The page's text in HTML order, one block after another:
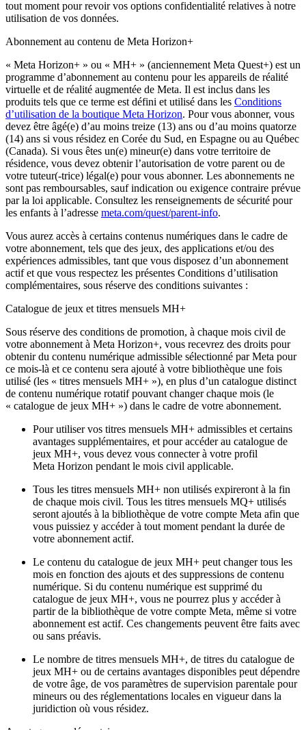
tout moment pour revoir vos options confidentialité relatives à notre
utilisation de vos données.
Abonnement au contenu de Meta Horizon+
« Meta Horizon+ » ou « MH+ » (anciennement Meta Quest+) est un
programme d’abonnement au contenu pour les appareils de réalité
virtuelle et de réalité augmentée de Meta. Il est inclus dans les
produits tels que ce terme est défini et utilisé dans les Conditions
d’utilisation de la boutique Meta Horizon. Pour vous abonner, vous
devez être âgé(e) d’au moins treize (13) ans ou d’au moins quatorze
(14) ans si vous résidez en Corée du Sud, en Espagne ou au Québec
(Canada). Si vous êtes un(e) mineur(e) dans votre territoire de
résidence, vous devez obtenir l’autorisation de votre parent ou de
votre tuteur(-trice) légal(e) pour vous abonner. Les abonnements ne
sont pas remboursables, sauf indication ou exigence contraire prévue
par la loi applicable. Consultez les renseignements de sécurité pour
les enfants à l’adresse meta.com/quest/parent-info.
Vous aurez accès à certains contenus numériques dans le cadre de
votre abonnement, tels que des jeux, des applications et/ou des
expériences admissibles, tant que vous disposez d’un abonnement
actif et que vous respectez les présentes Conditions d’utilisation
complémentaires, sous réserve des conditions suivantes :
Catalogue de jeux et titres mensuels MH+
Sous réserve des conditions de promotion, à chaque mois civil de
votre abonnement à Meta Horizon+, vous recevrez des droits pour
obtenir du contenu numérique admissible sélectionné par Meta pour
ce mois-là et ce contenu sera ajouté à votre bibliothèque une fois
utilisé (les « titres mensuels MH+ »), en plus d’un catalogue distinct
de contenu numérique rotatif pouvant changer chaque mois (le
« catalogue de jeux MH+ ») dans le cadre de votre abonnement.
Pour utiliser vos titres mensuels MH+ admissibles et certains
avantages supplémentaires, et pour accéder au catalogue de
jeux MH+, vous devez vous connecter à votre profil
Meta Horizon pendant le mois civil applicable.
Tous les titres mensuels MH+ non utilisés expireront à la fin
de chaque mois civil. Tous les titres mensuels MQ+ utilisés
seront ajoutés à la bibliothèque de votre compte Meta afin que
vous puissiez y accéder à tout moment pendant la durée de
votre abonnement actif.
Le contenu du catalogue de jeux MH+ peut changer tous les
mois en fonction des ajouts et des suppressions de contenu
numérique. Si du contenu numérique est supprimé du
catalogue de jeux MH+, vous ne pourrez plus y accéder à
partir de la bibliothèque de votre compte Meta, même si votre
abonnement est actif. Ces changements peuvent être faits avec
ou sans préavis.
Le nombre de titres mensuels MH+, de titres du catalogue de
jeux MH+ ou de certains avantages disponibles peut dépendre
de votre âge, de vos paramètres de supervision parentale pour
mineurs ou des réglementations locales en vigueur dans la
juridiction où vous résidez.